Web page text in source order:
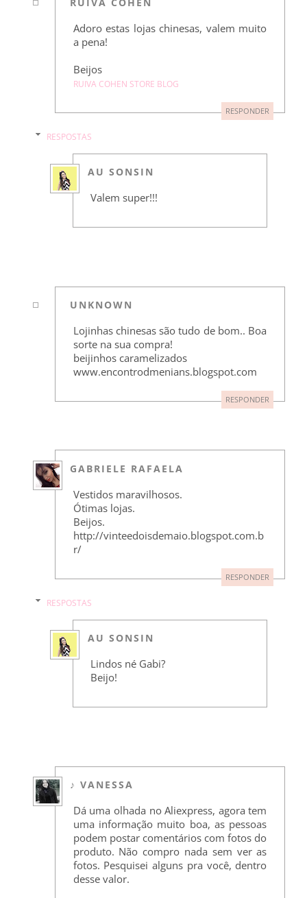
Adoro estas lojas chinesas, valem muito
a pena!
Beijos
RUIVA COHEN STORE BLOG
RESPONDER
RESPOSTAS
AU SONSIN
Valem super!!!
UNKNOWN
Lojinhas chinesas são tudo de bom.. Boa
sorte na sua compra!
beijinhos caramelizados
www.encontrodmenians.blogspot.com
RESPONDER
GABRIELE RAFAELA
Vestidos maravilhosos.
Ótimas lojas.
Beijos.
http://vinteedoisdemaio.blogspot.com.b
r/
RESPONDER
RESPOSTAS
AU SONSIN
Lindos né Gabi?
Beijo!
♪ VANESSA
Dá uma olhada no Aliexpress, agora tem
uma informação muito boa, as pessoas
podem postar comentários com fotos do
produto. Não compro nada sem ver as
fotos. Pesquisei alguns pra você, dentro
desse valor.